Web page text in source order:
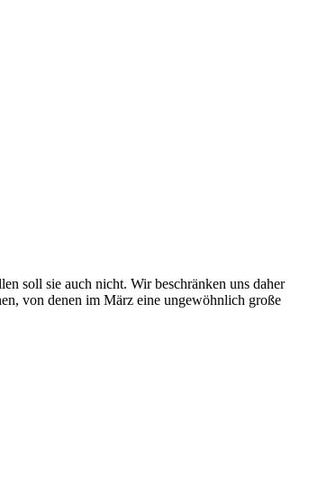
soll sie auch nicht. Wir beschränken uns daher
von denen im März eine ungewöhnlich große